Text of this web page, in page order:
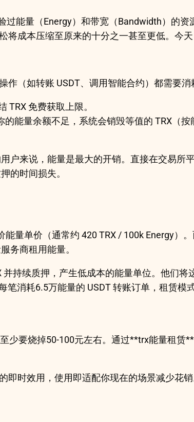
过能量（Energy）和带宽（Bandwidth）的
将成本压缩至原来的十分之一甚至更低。今
（如转账 USDT、调用智能合约）都需要
免费获取上限。
能量余额不足，系统会销毁等值的 TRX（
户来说，能量是最大的开销。直接在交易所
的时间损失。
能量单价（通常约 420 TRX / 100k Energy
务商租用能量。
持续质押，产生低成本的能量单位。他们
消耗6.5万能量的 USDT 转账订单，租赁模
少要烧掉50-100元左右。通过**trx能量租赁
时效用，使用即适配你现在的场景减少花销